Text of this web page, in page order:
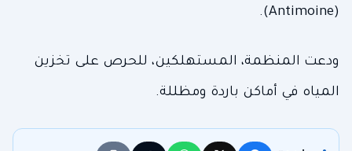
(Antimoine).
ودعت المنظمة، المستهلكين، للحرص على تخزين
المياه في أماكن باردة ومظللة.